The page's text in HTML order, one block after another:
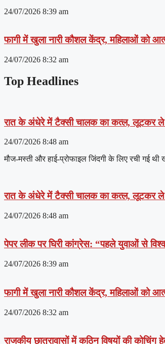
24/07/2026 8:39 am
फागी में खुला नारी कौशल केंद्र, महिलाओं को
24/07/2026 8:32 am
Top Headlines
रात के अंधेरे में टैक्सी चालक का कत्ल, लूटकर ले
24/07/2026 8:48 am
मौज-मस्ती और हाई-प्रोफाइल जिंदगी के लिए रची गई थी
रात के अंधेरे में टैक्सी चालक का कत्ल, लूटकर ले
24/07/2026 8:48 am
पेपर लीक पर घिरी कांग्रेस: “पहले युवाओं से
24/07/2026 8:39 am
फागी में खुला नारी कौशल केंद्र, महिलाओं को
24/07/2026 8:32 am
राजकीय छात्रावासों में कठिन विषयों की